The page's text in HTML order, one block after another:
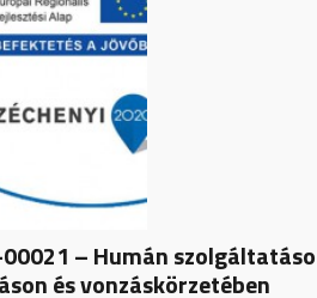
– Humán
és vonzáskörzetében